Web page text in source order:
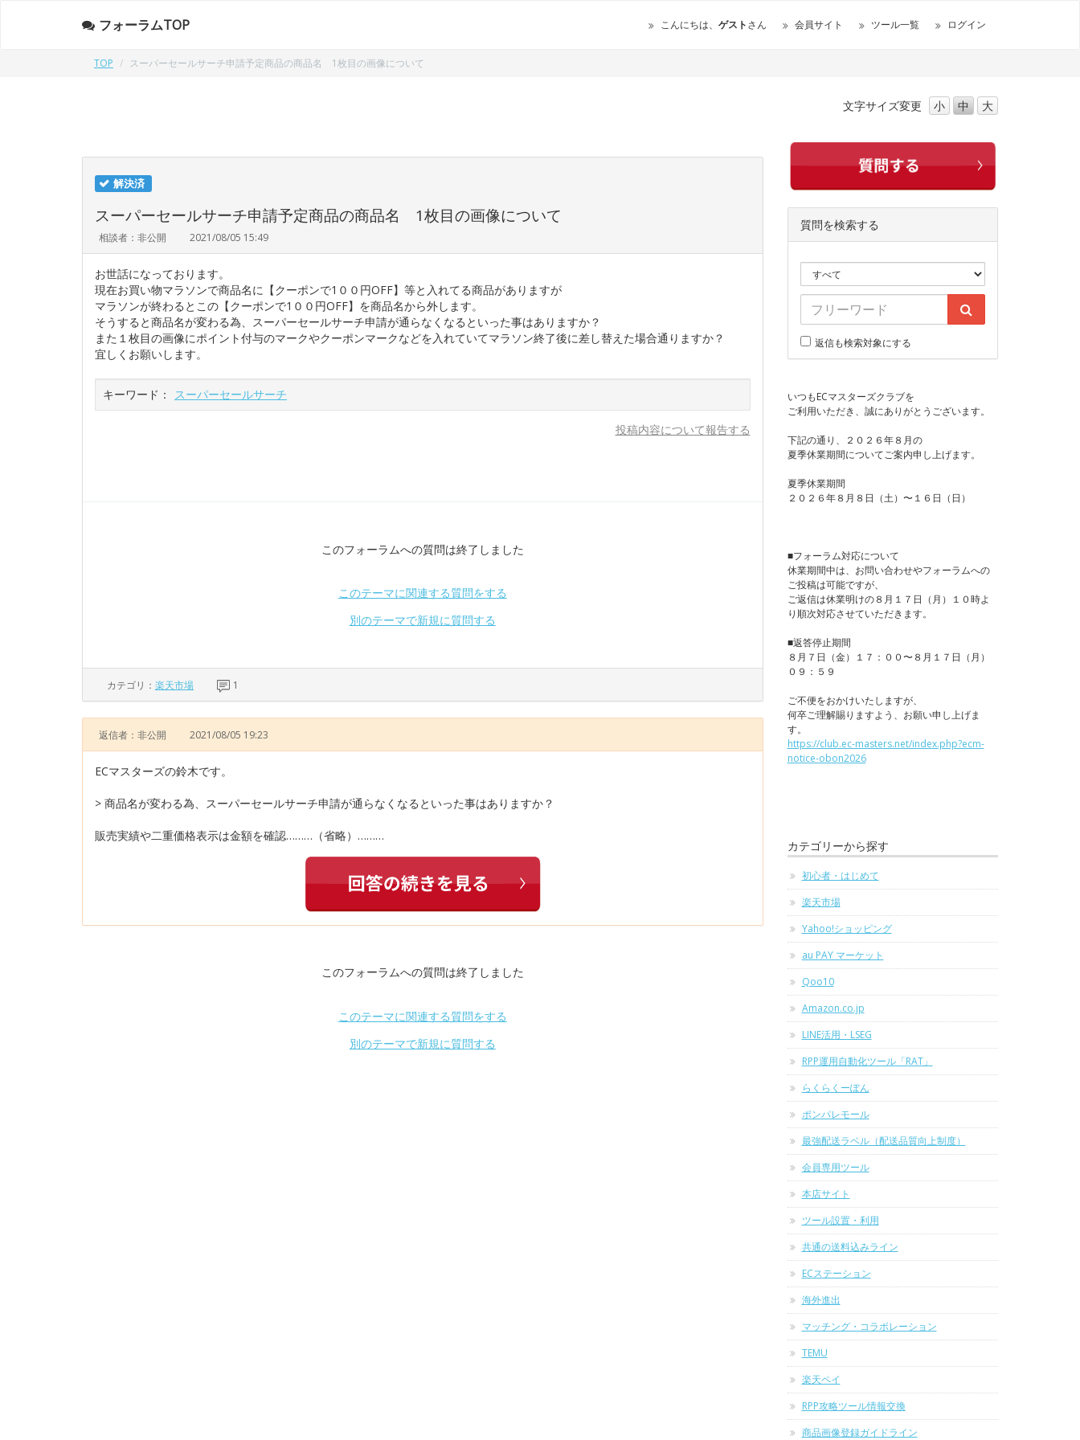
フォーラムTOP こんにちは、 ゲストさん 会員サイト ツール一覧 ログイン
TOP スーパーセールサーチ申請予定商品の商品名 1枚目の画像について
文字サイズ変更 小 中 大
解決済
スーパーセールサーチ申請予定商品の商品名 1枚目の画像について
相談者：非公開 2021/08/05 15:49
お世話になっております。
現在お買い物マラソンで商品名に【クーポンで1００円OFF】等と入れてる商品がありますが
マラソンが終わるとこの【クーポンで1００円OFF】を商品名から外します。
そうすると商品名が変わる為、スーパーセールサーチ申請が通らなくなるといった事はありますか？
また１枚目の画像にポイント付与のマークやクーポンマークなどを入れていてマラソン終了後に差し替えた場合通りますか？
宜しくお願いします。
キーワード： スーパーセールサーチ
投稿内容について報告する
このフォーラムへの質問は終了しました
このテーマに関連する質問をする
別のテーマで新規に質問する
カテゴリ： 楽天市場 1
返信者：非公開 2021/08/05 19:23
ECマスターズの鈴木です。
> 商品名が変わる為、スーパーセールサーチ申請が通らなくなるといった事はありますか？
販売実績や二重価格表示は金額を確認………（省略）………
このフォーラムへの質問は終了しました
このテーマに関連する質問をする
別のテーマで新規に質問する
質問を検索する
返信も検索対象にする
いつもECマスターズクラブを
ご利用いただき、誠にありがとうございます。
下記の通り、２０２６年８月の
夏季休業期間についてご案内申し上げます。
夏季休業期間
２０２６年８月８日（土）〜１６日（日）
■フォーラム対応について
休業期間中は、お問い合わせやフォーラムへの
ご投稿は可能ですが、
ご返信は休業明けの８月１７日（月）１０時よ
り順次対応させていただきます。
■返答停止期間
８月７日（金）１７：００〜８月１７日（月）
０９：５９
ご不便をおかけいたしますが、
何卒ご理解賜りますよう、お願い申し上げま
す。
https://club.ec-masters.net/index.php?ecm-
notice-obon2026
カテゴリーから探す
初心者・はじめて
楽天市場
Yahoo!ショッピング
au PAY マーケット
Qoo10
Amazon.co.jp
LINE活用・LSEG
RPP運用自動化ツール「RAT」
らくらくーぽん
ポンパレモール
最強配送ラベル（配送品質向上制度）
会員専用ツール
本店サイト
ツール設置・利用
共通の送料込みライン
ECステーション
海外進出
マッチング・コラボレーション
TEMU
楽天ペイ
RPP攻略ツール情報交換
商品画像登録ガイドライン